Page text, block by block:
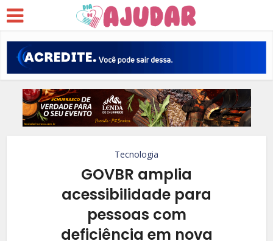
Tecnologia
GOVBR amplia
acessibilidade para
pessoas com
deficiência em nova